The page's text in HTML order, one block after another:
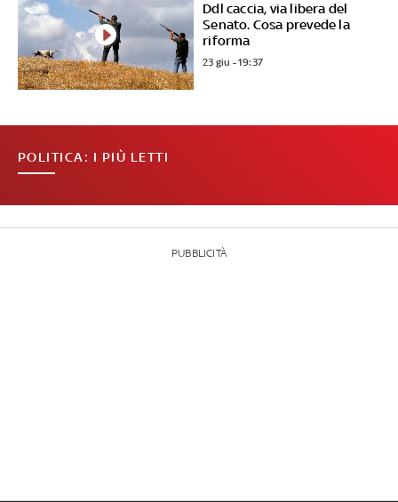
Ddl caccia, via libera del
Senato. Cosa prevede la
riforma
23 giu - 19:37
POLITICA: I PIÙ LETTI
PUBBLICITÀ